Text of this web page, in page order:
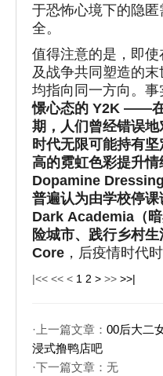
于恐怖心境下的隐
全。
值得注意的是，即
及战争共同塑造的
均指向同一方向。事
憬心态的 Y2K ——
期，人们曾经错误
时代无限可能持有
高的霓虹色彩提升情
Dopamine Dressing
普遍认为由学校停
Dark Academia （
险城市、践行乡村
Core ，后疫情时代
|<< << < 1 2 > >> >>|
·上一篇文章： 00后大二
浸式撸鸭店吧
·下一篇文章：无